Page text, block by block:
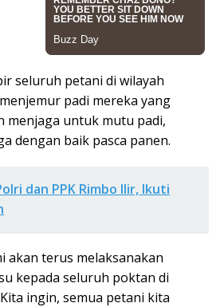
seluruh petani di wilayah
padi mereka yang
menjaga untuk mutu padi,
dengan baik pasca panen.
dan PPK Rimbo Ilir, Ikuti
akan terus melaksanakan
kepada seluruh poktan di
ingin, semua petani kita